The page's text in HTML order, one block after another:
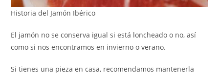
Historia del Jamón Ibérico
El jamón no se conserva igual si está loncheado o no, así
como si nos encontramos en invierno o verano.
Si tienes una pieza en casa, recomendamos mantenerla